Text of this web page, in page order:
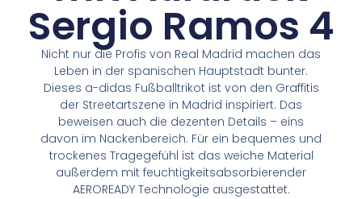
Sergio Ramos 4
Nicht nur die Profis von Real Madrid machen das
Leben in der spanischen Hauptstadt bunter.
Dieses a-didas Fußballtrikot ist von den Graffitis
der Streetartszene in Madrid inspiriert. Das
beweisen auch die dezenten Details – eins
davon im Nackenbereich. Für ein bequemes und
trockenes Tragegefühl ist das weiche Material
außerdem mit feuchtigkeitsabsorbierender
AEROREADY Technologie ausgestattet.